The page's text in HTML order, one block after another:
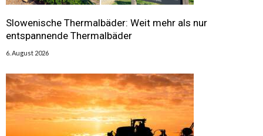
Slowenische Thermalbäder: Weit mehr als nur
entspannende Thermalbäder
6. August 2026